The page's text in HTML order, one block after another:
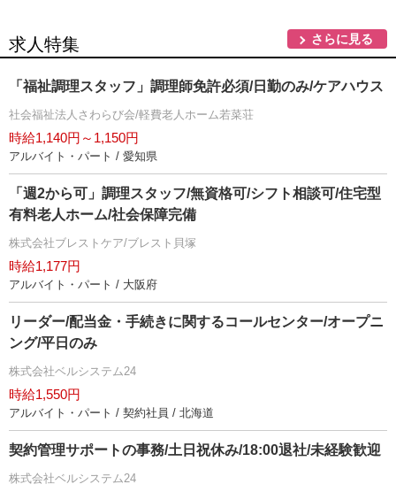
求人特集 さらに見る
「福祉調理スタッフ」調理師免許必須/日勤のみ/ケアハウス
社会福祉法人さわらび会/軽費老人ホーム若菜荘
時給1,140円～1,150円
アルバイト・パート / 愛知県
「週2から可」調理スタッフ/無資格可/シフト相談可/住宅型
有料老人ホーム/社会保障完備
株式会社ブレストケア/ブレスト貝塚
時給1,177円
アルバイト・パート / 大阪府
リーダー/配当金・手続きに関するコールセンター/オープニ
ング/平日のみ
株式会社ベルシステム24
時給1,550円
アルバイト・パート / 契約社員 / 北海道
契約管理サポートの事務/土日祝休み/18:00退社/未経験歓迎
株式会社ベルシステム24